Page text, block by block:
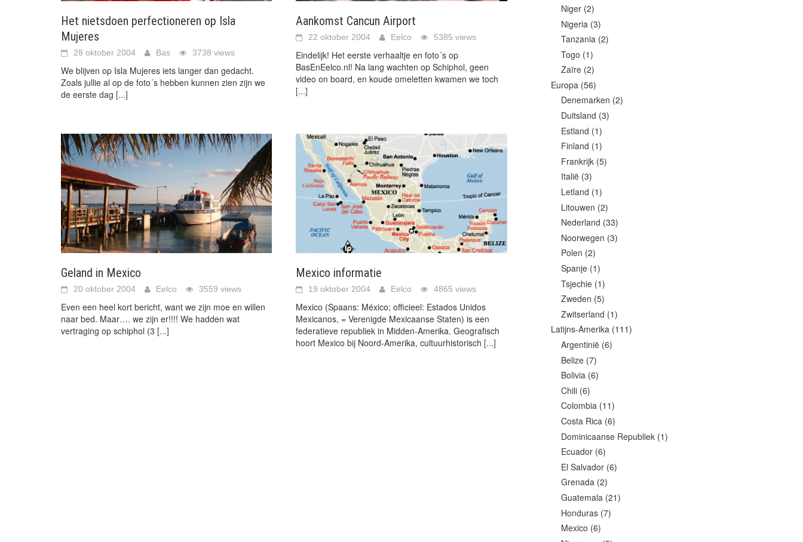
Het nietsdoen perfectioneren op Isla
Mujeres
28 oktober 2004 Bas 3738 views
We blijven op Isla Mujeres iets langer dan gedacht.
Zoals jullie al op de foto´s hebben kunnen zien zijn we
de eerste dag [...]
Aankomst Cancun Airport
22 oktober 2004 Eelco 5385 views
Eindelijk! Het eerste verhaaltje en foto´s op
BasEnEelco.nl! Na lang wachten op Schiphol, geen
video on board, en koude omeletten kwamen we toch
[...]
Geland in Mexico
20 oktober 2004 Eelco 3559 views
Even een heel kort bericht, want we zijn moe en willen
naar bed. Maar…. we zijn er!!!! We hadden wat
vertraging op schiphol (3 [...]
Mexico informatie
19 oktober 2004 Eelco 4865 views
Mexico (Spaans: México; officieel: Estados Unidos
Mexicanos, = Verenigde Mexicaanse Staten) is een
federatieve republiek in Midden-Amerika. Geografisch
hoort Mexico bij Noord-Amerika, cultuurhistorisch [...]
Niger (2)
Nigeria (3)
Tanzania (2)
Togo (1)
Zaïre (2)
Europa (56)
Denemarken (2)
Duitsland (3)
Estland (1)
Finland (1)
Frankrijk (5)
Italië (3)
Letland (1)
Litouwen (2)
Nederland (33)
Noorwegen (3)
Polen (2)
Spanje (1)
Tsjechie (1)
Zweden (5)
Zwitserland (1)
Latijns-Amerika (111)
Argentinië (6)
Belize (7)
Bolivia (6)
Chili (6)
Colombia (11)
Costa Rica (6)
Dominicaanse Republiek (1)
Ecuador (6)
El Salvador (6)
Grenada (2)
Guatemala (21)
Honduras (7)
Mexico (6)